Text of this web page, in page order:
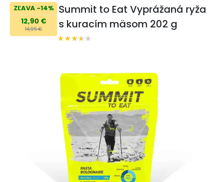
ZĽAVA -14%
12,90 €
14,95 €
Summit to Eat Vyprážaná ryža
s kuracím mäsom 202 g